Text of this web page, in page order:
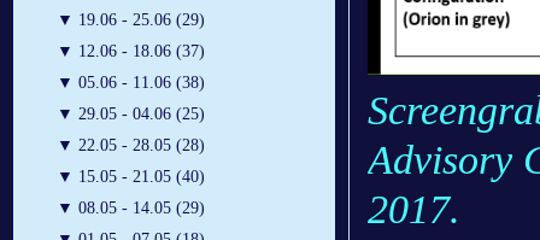
▼ 19.06 - 25.06 (29)
▼ 12.06 - 18.06 (37)
▼ 05.06 - 11.06 (38)
▼ 29.05 - 04.06 (25)
▼ 22.05 - 28.05 (28)
▼ 15.05 - 21.05 (40)
▼ 08.05 - 14.05 (29)
Advisory
2017.